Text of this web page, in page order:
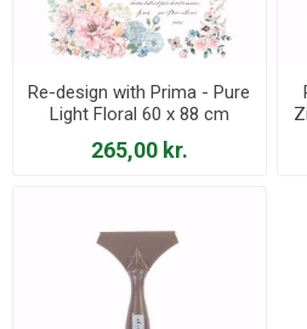
Re-design with Prima - Pure
Light Floral 60 x 88 cm
Decor Transfer - 649937
265,00 kr.